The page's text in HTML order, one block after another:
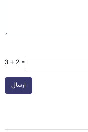
3 + 2 =
ارسال